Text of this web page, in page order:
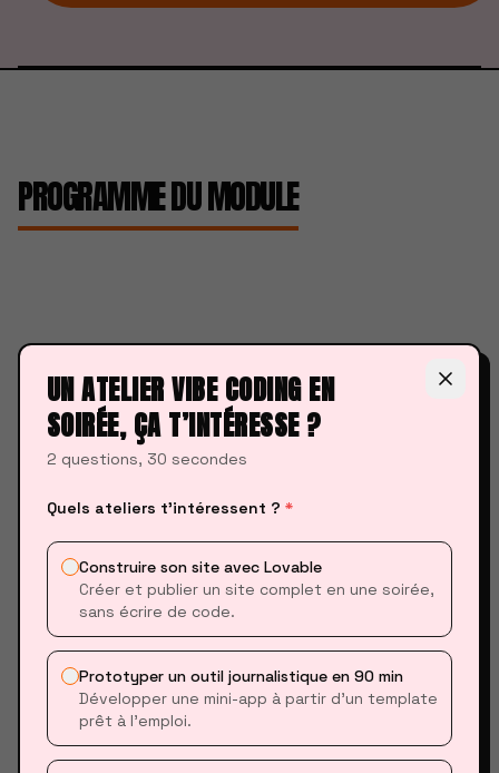
PROGRAMME DU MODULE
01 LE TERMINAL
Le centre de commande : naviguer, créer
des dossiers, installer des outils.
02 VS CODE
L'IDE indispensable pour écrire et exécuter
du code.
UN ATELIER VIBE CODING EN
SOIRÉE, ÇA T’INTÉRESSE ?
2 questions, 30 secondes
Quels ateliers t’intéressent ? *
Construire son site avec Lovable
Créer et publier un site complet en une soirée,
sans écrire de code.
Prototyper un outil journalistique en 90 min
Développer une mini-app à partir d’un template
prêt à l’emploi.